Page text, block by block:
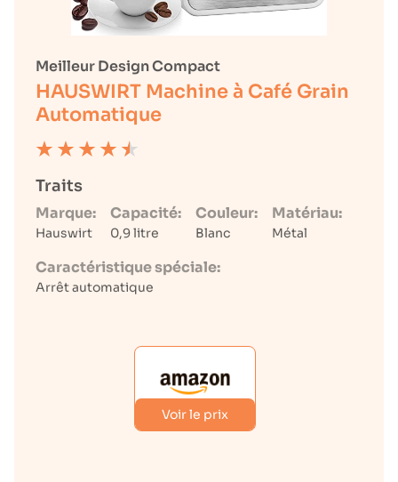
Meilleur Design Compact
HAUSWIRT Machine à Café Grain
Automatique
Traits
Marque:
Hauswirt
Capacité:
0,9 litre
Couleur:
Blanc
Matériau:
Métal
Caractéristique spéciale:
Arrêt automatique
Voir le prix